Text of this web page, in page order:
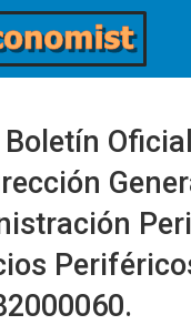
Boletín